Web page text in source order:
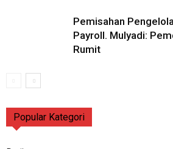
Pemisahan
Payroll. Mulyadi:
Rumit
Popular Kategori